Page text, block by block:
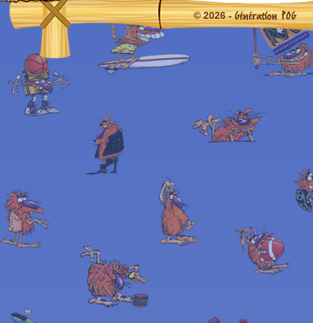
© 2026 -Génération POG